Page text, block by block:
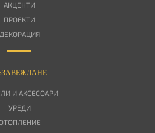
АКЦЕНТИ
ПРОЕКТИ
ДЕКОРАЦИЯ
И АКСЕСОАРИ
УРЕДИ